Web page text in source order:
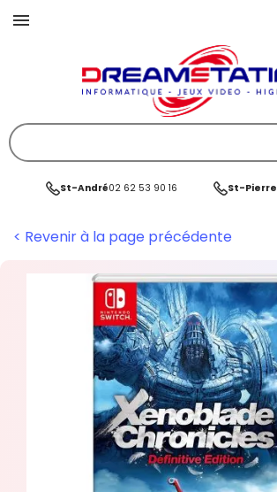
St-André02 62 53 90 16 St-Pierre
< Revenir à la page précédente